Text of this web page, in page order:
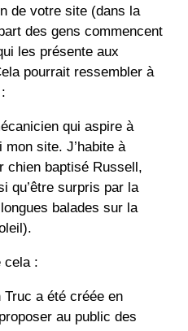
de votre site (dans la
des gens commencent
les présente aux
pourrait ressembler à
qui aspire à
site. J’habite à
chien baptisé Russell,
qu’être surpris par la
balades sur la
cela :
a été créée en
au public des